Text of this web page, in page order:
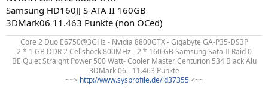
Samsung HD160JJ S-ATA II 160GB
3DMark06 11.463 Punkte (non OCed)
Core 2 Duo E6750@3GHz - Nvidia 8800GTX - Gigabyte GA-P35-DS3P
2 * 1 GB DDR 2 Cellshock 800MHz - 2 * 160 GB Samsung Sata II Raid 0
BE Quiet Straight Power 500 Watt- Cooler Master Centurion 534 Black Alu
3DMark 06 - 11.463 Punkte
~~> http://www.sysprofile.de/id37355<~~​